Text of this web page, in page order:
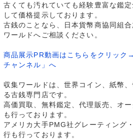
古くても汚れていても経験豊富な鑑
して価格提示しております。
古銭のことなら、日本貨幣商協同組
ワールドへご相談ください。
商品展示PR動画はこちらをクリッ
チャンネル」へ
収集ワールドは、世界コイン、紙幣
る古銭専門店です。
高価買取、無料鑑定、代理販売、オ
も行っております。
アメリカ大手PMG社グレーティング
行も行っております。